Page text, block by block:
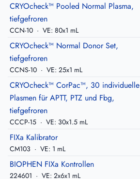
CRYOcheck™ Pooled Normal Plasma,
tiefgefroren
CCN-10 · VE: 80x1 mL
CRYOcheck™ Normal Donor Set,
tiefgefroren
CCNS-10 · VE: 25x1 mL
CRYOcheck™ CorPac™, 30 individuelle
Plasmen für APTT, PTZ und Fbg,
tiefgefroren
CCCP-15 · VE: 30x1.5 mL
FIXa Kalibrator
CM103 · VE: 1 mL
BIOPHEN FIXa Kontrollen
224601 · VE: 2x6x1 mL